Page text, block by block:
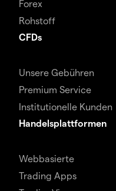
Forex
Rohstoff
CFDs
Unsere Gebühren
Premium Service
Institutionelle Kunden
Handelsplattformen
Webbasierte
Trading Apps